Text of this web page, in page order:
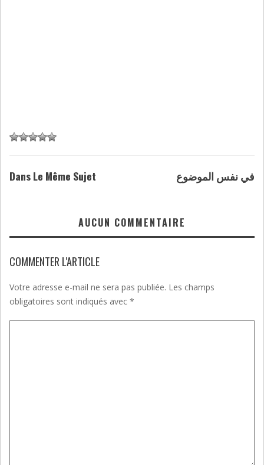
Dans Le Même Sujet في نفس الموضوع
AUCUN COMMENTAIRE
COMMENTER L'ARTICLE
Votre adresse e-mail ne sera pas publiée. Les champs
obligatoires sont indiqués avec *